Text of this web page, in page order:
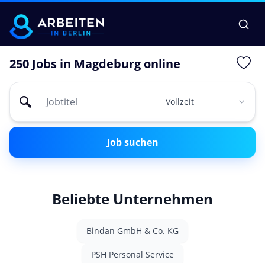
250 Jobs in Magdeburg online
Job suchen
Beliebte Unternehmen
Bindan GmbH & Co. KG
PSH Personal Service